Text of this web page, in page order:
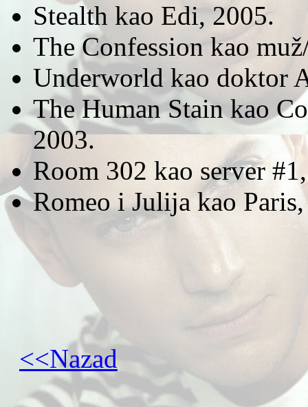
Stealth kao Edi, 2005.
The Confession kao
Underworld kao doktor
The Human Stain kao
2003.
Room 302 kao server
Romeo i Julija kao
<<Nazad